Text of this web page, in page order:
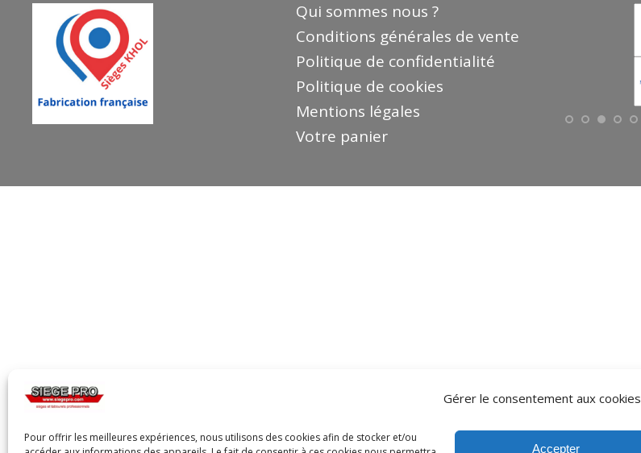
Gérer le consentement aux cookies
Pour offrir les meilleures expériences, nous utilisons des cookies afin de stocker et/ou
Accepter
Qui sommes nous ?
Conditions générales de vente
Politique de confidentialité
Politique de cookies
Mentions légales
Votre panier